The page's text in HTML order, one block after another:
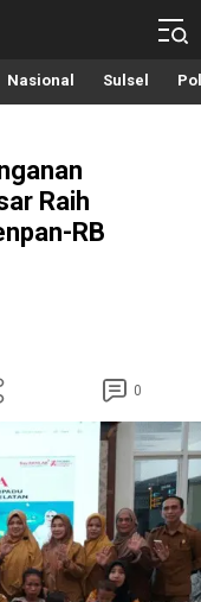
Nasional Sulsel
Raih
RB
0